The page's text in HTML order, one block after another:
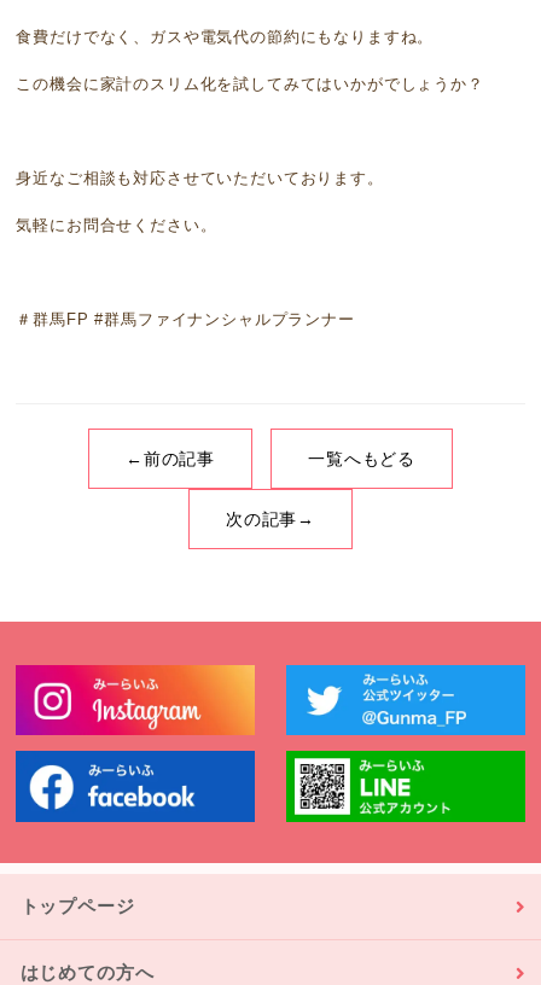
食費だけでなく、ガスや電気代の節約にもなりますね。
この機会に家計のスリム化を試してみてはいかがでしょうか？
身近なご相談も対応させていただいております。
気軽にお問合せください。
＃群馬FP #群馬ファイナンシャルプランナー
←前の記事 一覧へもどる
次の記事→
トップページ
はじめての方へ